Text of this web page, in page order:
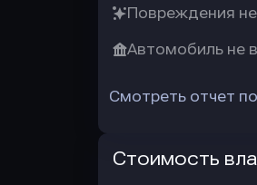
Повреждения
Автомобиль не
Смотреть отчет
Стоимость